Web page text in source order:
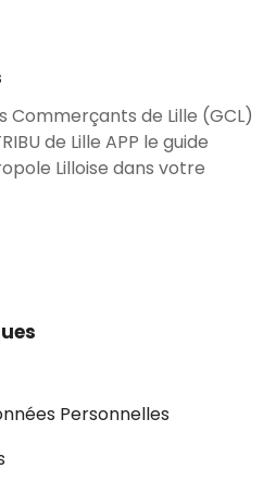
Commerçants de Lille (GCL)
de Lille APP le guide
Lilloise dans votre
Personnelles